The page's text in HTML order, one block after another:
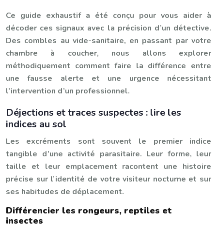
Ce guide exhaustif a été conçu pour vous aider à
décoder ces signaux avec la précision d’un détective.
Des combles au vide-sanitaire, en passant par votre
chambre à coucher, nous allons explorer
méthodiquement comment faire la différence entre
une fausse alerte et une urgence nécessitant
l’intervention d’un professionnel.
Déjections et traces suspectes : lire les
indices au sol
Les excréments sont souvent le premier indice
tangible d’une activité parasitaire. Leur forme, leur
taille et leur emplacement racontent une histoire
précise sur l’identité de votre visiteur nocturne et sur
ses habitudes de déplacement.
Différencier les rongeurs, reptiles et
insectes